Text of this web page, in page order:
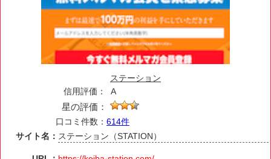
ステーション
信用評価：
A
星の評価：
口コミ件数： 614件
サイト名： ステーション（STATION）